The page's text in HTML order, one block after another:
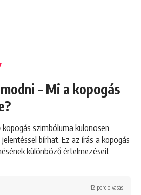
– Mi a kopogás
szimbóluma különösen
bírhat. Ez az írás a kopogás
különböző értelmezéseit
12 perc olvasás